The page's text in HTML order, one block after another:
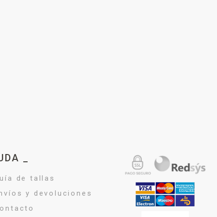
_
de tallas
y devoluciones